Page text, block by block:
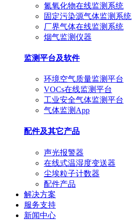
氮氧化物在线监测系统
固定污染源气体监测系统
厂界气体在线监测系统
烟气监测仪器
监测平台及软件
环境空气质量监测平台
VOCs在线监测平台
工业安全气体监测平台
气体监测App
配件及其它产品
声光报警器
在线式温湿度变送器
尘埃粒子计数器
配件产品
解决方案
服务支持
新闻中心